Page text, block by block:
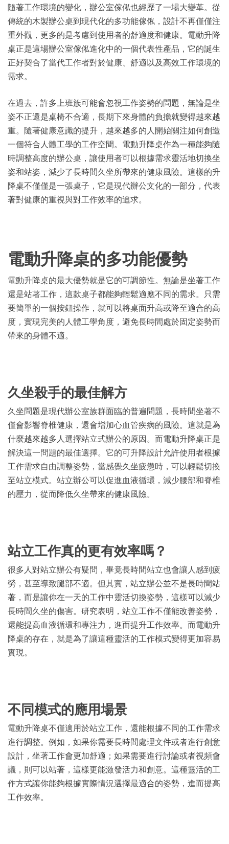
隨著工作環境的變化，辦公室傢俬也經歷了一場大變革。從
傳統的木製辦公桌到現代化的多功能傢俬，設計不再僅僅注
重外觀，更多的是考慮到使用者的舒適度和健康。電動升降
桌正是這場辦公室傢俬進化中的一個代表性產品，它的誕生
正好契合了當代工作者對於健康、舒適以及高效工作環境的
需求。
在過去，許多上班族可能會忽視工作姿勢的問題，無論是坐
姿不正還是桌椅不合適，長期下來身體的負擔就變得越來越
重。隨著健康意識的提升，越來越多的人開始關注如何創造
一個符合人體工學的工作空間。電動升降桌作為一種能夠隨
時調整高度的辦公桌，讓使用者可以根據需求靈活地切換坐
姿和站姿，減少了長時間久坐所帶來的健康風險。這樣的升
降桌不僅僅是一張桌子，它是現代辦公文化的一部分，代表
著對健康的重視與對工作效率的追求。
電動升降桌的多功能優勢
電動升降桌的最大優勢就是它的可調節性。無論是坐著工作
還是站著工作，這款桌子都能夠輕鬆適應不同的需求。只需
要簡單的一個按鈕操作，就可以將桌面升高或降至適合的高
度，實現完美的人體工學角度，避免長時間處於固定姿勢而
帶來的身體不適。
久坐殺手的最佳解方
久坐問題是現代辦公室族群面臨的普遍問題，長時間坐著不
僅會影響脊椎健康，還會增加心血管疾病的風險。這就是為
什麼越來越多人選擇站立式辦公的原因。而電動升降桌正是
解決這一問題的最佳選擇。它的可升降設計允許使用者根據
工作需求自由調整姿勢，當感覺久坐疲憊時，可以輕鬆切換
至站立模式。站立辦公可以促進血液循環，減少腰部和脊椎
的壓力，從而降低久坐帶來的健康風險。
站立工作真的更有效率嗎？
很多人對站立辦公有疑問，畢竟長時間站立也會讓人感到疲
勞，甚至導致腿部不適。但其實，站立辦公並不是長時間站
著，而是讓你在一天的工作中靈活切換姿勢，這樣可以減少
長時間久坐的傷害。研究表明，站立工作不僅能改善姿勢，
還能提高血液循環和專注力，進而提升工作效率。而電動升
降桌的存在，就是為了讓這種靈活的工作模式變得更加容易
實現。
不同模式的應用場景
電動升降桌不僅適用於站立工作，還能根據不同的工作需求
進行調整。例如，如果你需要長時間處理文件或者進行創意
設計，坐著工作會更加舒適；如果需要進行討論或者視頻會
議，則可以站著，這樣更能激發活力和創意。這種靈活的工
作方式讓你能夠根據實際情況選擇最適合的姿勢，進而提高
工作效率。